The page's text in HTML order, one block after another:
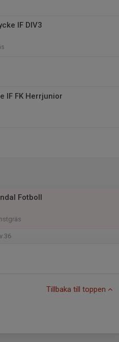
IF DIV3
IF FK Herrjunior
Fotboll
v.36
Tillbaka till toppen